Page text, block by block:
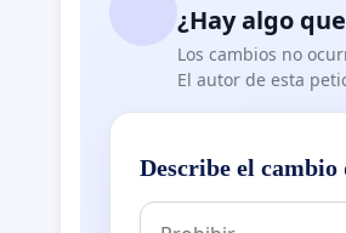
¿Hay algo
Los cambios no
El autor de esta
Describe el cambio